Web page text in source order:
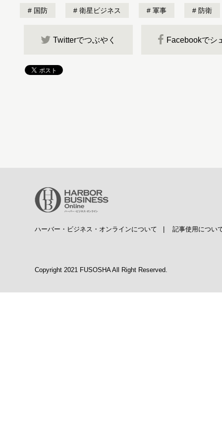
国防 衛星ビジネス 軍事 防衛
Twitterでつぶやく Facebookでシ
ハーバー・ビジネス・オンラインについて 記事使用につい
Copyright 2021 FUSOSHA All Right Reserved.